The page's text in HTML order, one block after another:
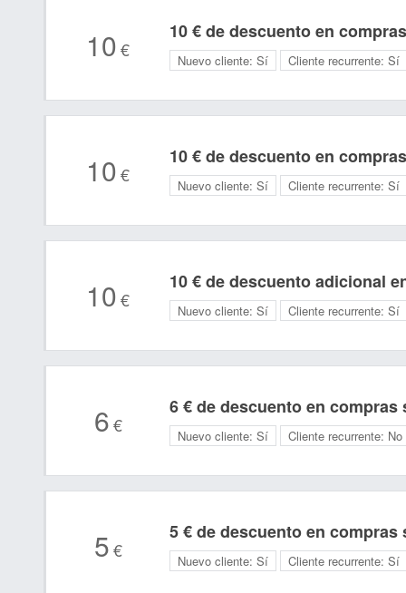
10€
10 € de descuento en
Nuevo cliente: Sí Cliente recurrente: Sí
10€
10 € de descuento en
Nuevo cliente: Sí Cliente recurrente: Sí
10€
10 € de descuento adicional
Nuevo cliente: Sí Cliente recurrente: Sí
6€
6 € de descuento en
Nuevo cliente: Sí Cliente recurrente: No
5€
5 € de descuento en
Nuevo cliente: Sí Cliente recurrente: Sí